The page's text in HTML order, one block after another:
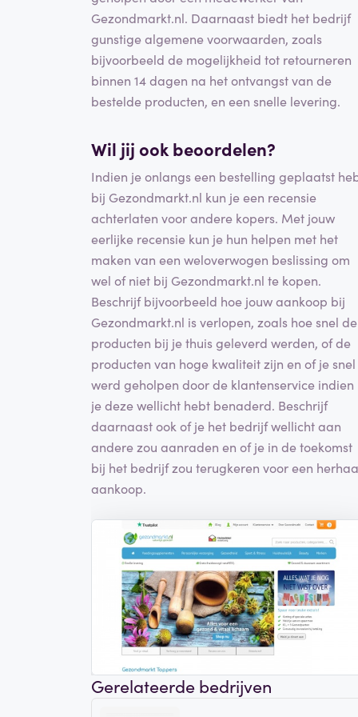
Gezondmarkt.nl. Daarnaast biedt het bedrijf
gunstige algemene voorwaarden, zoals
bijvoorbeeld de mogelijkheid tot retourneren
binnen 14 dagen na het ontvangst van de
bestelde producten, en een snelle levering.
Wil jij ook beoordelen?
Indien je onlangs een bestelling geplaatst
bij Gezondmarkt.nl kun je een recensie
achterlaten voor andere kopers. Met jouw
eerlijke recensie kun je hun helpen met het
maken van een weloverwogen beslissing om
wel of niet bij Gezondmarkt.nl te kopen.
Beschrijf bijvoorbeeld hoe jouw aankoop bij
Gezondmarkt.nl is verlopen, zoals hoe snel de
producten bij je thuis geleverd werden, of de
producten van hoge kwaliteit zijn en of je snel
werd geholpen door de klantenservice indien
je deze wellicht hebt benaderd. Beschrijf
daarnaast ook of je het bedrijf wellicht aan
andere zou aanraden en of je in de toekomst
bij het bedrijf zou terugkeren voor een
aankoop.
Gerelateerde bedrijven